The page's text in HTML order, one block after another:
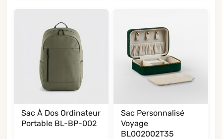
Sac À Dos Ordinateur
Portable BL-BP-002
Sac Personnalisé
Voyage
BL002002T35